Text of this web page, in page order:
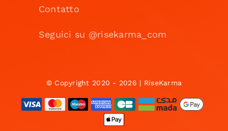
Contatto
Seguici su @risekarma_com
© Copyright 2020 - 2026 | RiseKarma